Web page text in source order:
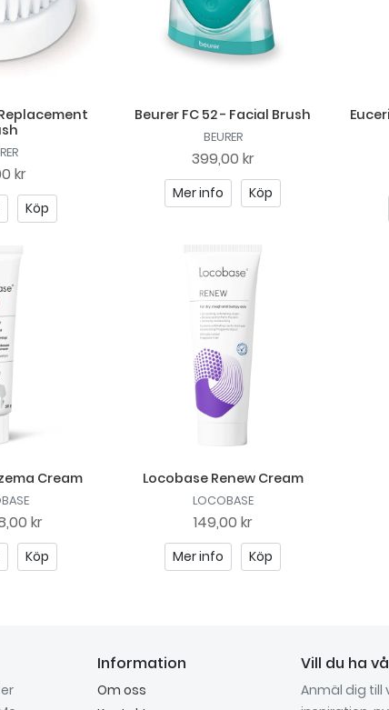
kr
Köp
Beurer FC 52 - Facial Brush
BEURER
399,00 kr
Mer info Köp
Cream
kr
Köp
Locobase Renew Cream
LOCOBASE
149,00 kr
Mer info Köp
Information
Om oss
Vill du ha
Anmäl dig